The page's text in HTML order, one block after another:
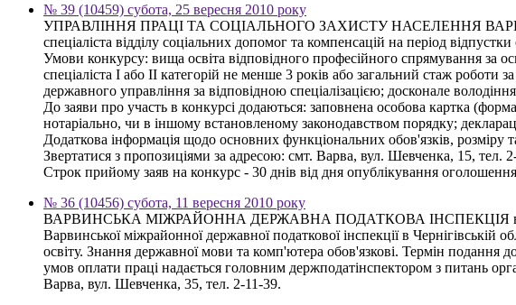
№ 39 (10459) субота, 25 вересня 2010 року
УПРАВЛІННЯ ПРАЦІ ТА СОЦІАЛЬНОГО ЗАХИСТУ НАСЕЛЕННЯ
спеціаліста відділу соціальних допомог та компенсацій на період
Умови конкурсу: вища освіта відповідного професійного спрямування за
спеціаліста І або ІІ категорій не менше 3 років або загальний стаж
державного управління за відповідною спеціалізацією; досконале
До заяви про участь в конкурсі додаються: заповнена особова картка
нотаріально, чи в іншому встановленому законодавством порядку;
Додаткова інформація щодо основних функціональних обов'язків,
Звертатися з пропозиціями за адресою: смт. Варва, вул. Шевченка, 15, тел.
Строк прийому заяв на конкурс - 30 днів від дня опублікування
№ 36 (10456) субота, 11 вересня 2010 року
ВАРВИНСЬКА МІЖРАЙОННА ДЕРЖАВНА ПОДАТКОВА ІНСПЕКЦІЯ в
Варвинської міжрайонної державної податкової інспекції в
освіту. Знання державної мови та комп'ютера обов'язкові. Термін подання
умов оплати праці надається головним держподатінспектором з питань
Варва, вул. Шевченка, 35, тел. 2-11-39.